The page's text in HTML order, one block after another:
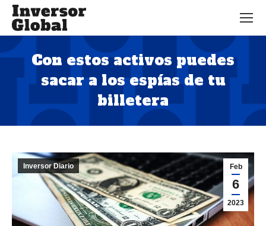
Con estos activos puedes
sacar a los espías de tu
billetera
Estás aquí:
Feb
6
2023
Inversor Diario